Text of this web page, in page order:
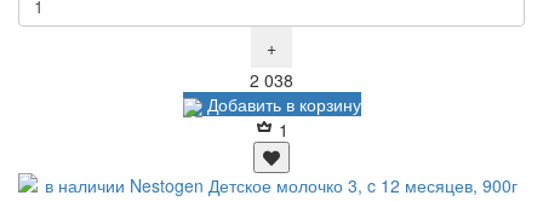
+
2 038
Добавить в корзину
1